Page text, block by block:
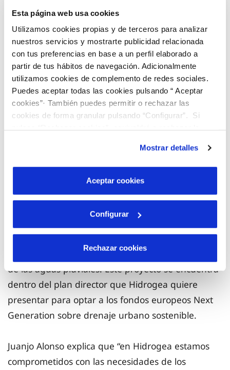
Esta página web usa cookies
Utilizamos cookies propias y de terceros para analizar
nuestros servicios y mostrarte publicidad relacionada
con tus preferencias en base a un perfil elaborado a
partir de tus hábitos de navegación. Adicionalmente
utilizamos cookies de complemento de redes sociales.
Puedes aceptar todas las cookies pulsando “ Aceptar
cookies”· También puedes permitir o rechazar las
cookies de forma granular pulsando “Configurar”. Si
son indispensables para que el sitio web funcione y que
por tanto no se pueden desactivar. Puedes consultar
más información en nuestraPolítica de Cookies
Mostrar detalles
Aceptar cookies
Configurar
Rechazar cookies
humedal.
El parque de las lagunas de El Recorral es al
mismo tiempo una zona de recreo para los
ciudadanos, un nuevo humedal que alberga fauna
y flora autóctona y un almacén de agua que en
lugar de llegar al parque natural es reutilizada
para uso agrícola, lo que es una clara apuesta por
darle una segunda vida a un recurso muy escaso
en esta zona del sureste español y que antes se
Hidrogea apuesta por replicar este modelo,
condiciones y necesidades de San Javier y del Mar
Menor como una de las posibles acciones para
mejorar la situación de la laguna y evitar la llegada
de las aguas pluviales. Este proyecto se encuentra
dentro del plan director que Hidrogea quiere
presentar para optar a los fondos europeos Next
Generation sobre drenaje urbano sostenible.
Juanjo Alonso explica que “en Hidrogea estamos
comprometidos con las necesidades de los